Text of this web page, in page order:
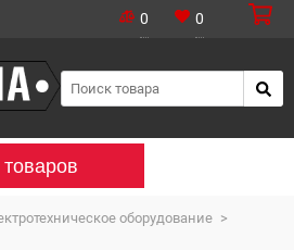
0 0
товаров
оборудование >